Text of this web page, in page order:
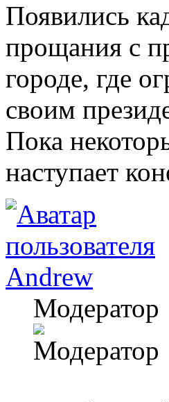
Появились
прощания с
городе, где
своим
Пока
наступает
Andrew
Модератор